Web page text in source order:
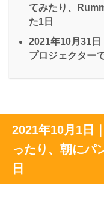
てみたり、
た1日
2021年10月31日
プロジェクター
2021年10月1日
ったり、朝にパ
日